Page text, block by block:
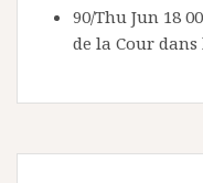
90/Thu Jun 18
de la Cour dans